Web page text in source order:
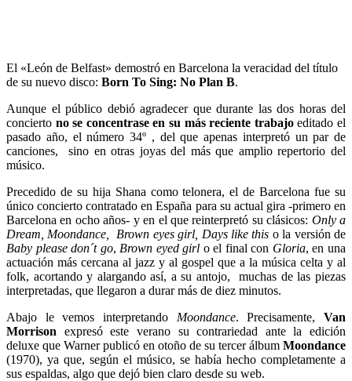
El «León de Belfast» demostró en Barcelona la veracidad del título
de su nuevo disco: Born To Sing: No Plan B.
Aunque el público debió agradecer que durante las dos horas del
concierto no se concentrase en su más reciente trabajoeditado el
pasado año, el número 34º , del que apenas interpretó un par de
canciones, sino en otras joyas del más que amplio repertorio del
músico.
Precedido de su hija Shana como telonera, el de Barcelona fue su
único concierto contratado en España para su actual gira -primero en
Barcelona en ocho años- y en el que reinterpretó su clásicos: Only a
Dream, Moondance, Brown eyes girl, Days like this o la versión de
Baby please don´t go, Brown eyed girl o el final con Gloria, en una
actuación más cercana al jazz y al gospel que a la música celta y al
folk, acortando y alargando así, a su antojo, muchas de las piezas
interpretadas, que llegaron a durar más de diez minutos.
Abajo le vemos interpretando Moondance. Precisamente,Van
Morrison expresó este verano su contrariedad ante la edición
deluxe que Warner publicó en otoño de su tercer álbum Moondance
(1970), ya que, según el músico, se había hecho completamente a
sus espaldas, algo que dejó bien claro desde su web.